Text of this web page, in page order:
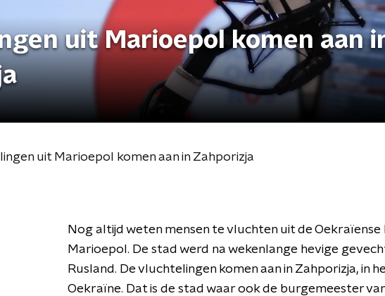
uit Marioepol komen aan
uit Marioepol komen aan in Zahporizja
Nog altijd weten mensen te vluchten uit de Oekraïense
Marioepol. De stad werd na wekenlange hevige
Rusland. De vluchtelingen komen aan in Zahporizja, in
Oekraïne. Dat is de stad waar ook de burgemeester